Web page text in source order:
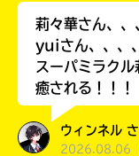
莉々華さん、、
yuiさん、、、
スーパミラク
癒される！！！
ウィンネル
2026.08.06